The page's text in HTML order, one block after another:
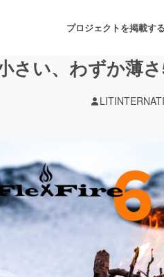
プロジェクトを掲載す
音楽
ゲーム・サービス開発
さい、わずか薄